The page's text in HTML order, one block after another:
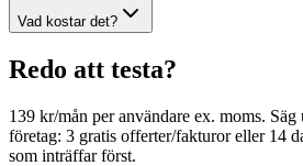
Vad kostar det?
Redo att testa?
139 kr/mån per användare ex. moms.
företag: 3 gratis offerter/fakturor eller 14
som inträffar först.